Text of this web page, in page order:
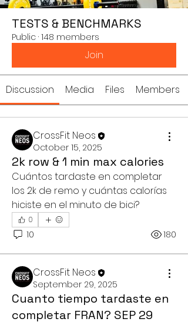
TESTS & BENCHMARKS
Public · 148 members
Join
Discussion Media Files Members
CrossFit Neos
October 15, 2025
2k row & 1 min max calories
Cuántos tardaste en completar
los 2k de remo y cuántas calorías
hiciste en el minuto de bici?
0
10 180
CrossFit Neos
September 29, 2025
Cuanto tiempo tardaste en
completar FRAN? SEP 29